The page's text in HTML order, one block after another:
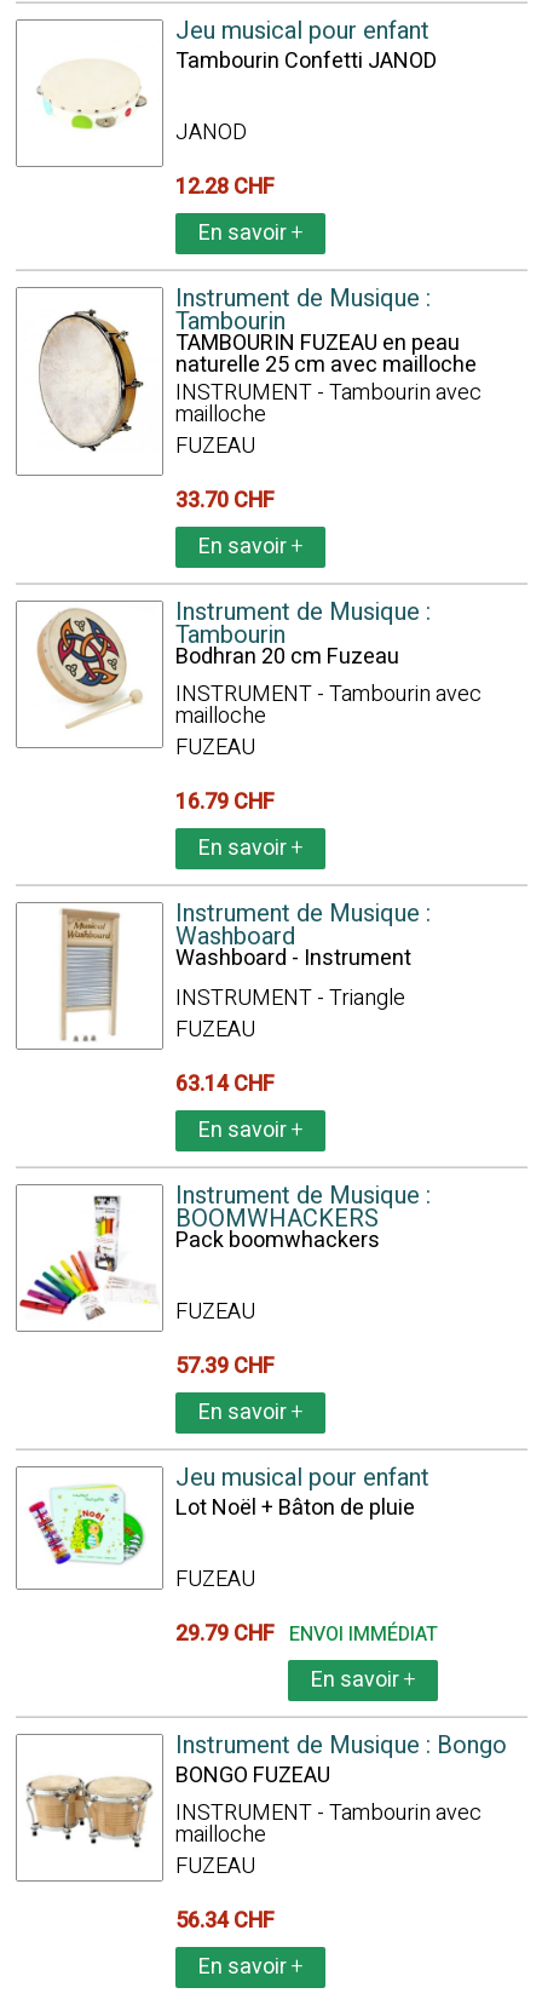
Jeu musical pour enfant
Tambourin Confetti JANOD
JANOD
12.28 CHF
En savoir+
Instrument de Musique :
Tambourin
TAMBOURIN FUZEAU en peau
naturelle 25 cm avec mailloche
INSTRUMENT - Tambourin avec
mailloche
FUZEAU
33.70 CHF
En savoir+
Instrument de Musique :
Tambourin
Bodhran 20 cm Fuzeau
INSTRUMENT - Tambourin avec
mailloche
FUZEAU
16.79 CHF
En savoir+
Instrument de Musique :
Washboard
Washboard - Instrument
INSTRUMENT - Triangle
FUZEAU
63.14 CHF
En savoir+
Instrument de Musique :
BOOMWHACKERS
Pack boomwhackers
FUZEAU
57.39 CHF
En savoir+
Jeu musical pour enfant
Lot Noël + Bâton de pluie
FUZEAU
29.79 CHF ENVOI IMMÉDIAT
En savoir+
Instrument de Musique : Bongo
BONGO FUZEAU
INSTRUMENT - Tambourin avec
mailloche
FUZEAU
56.34 CHF
En savoir+